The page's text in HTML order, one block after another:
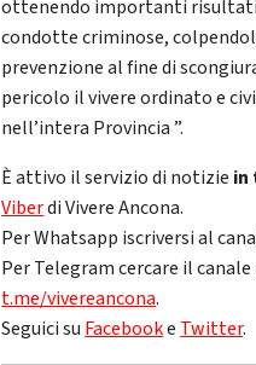
ottenendo importanti risultati
condotte criminose,
prevenzione al fine di
pericolo il vivere ordinato e
nell’intera Provincia ”.
È attivo il servizio di notizie in
Viberdi Vivere Ancona.
Per Whatsapp iscriversi al
Per Telegram cercare il canale
t.me/vivereancona.
Seguici su Facebooke Twitter.